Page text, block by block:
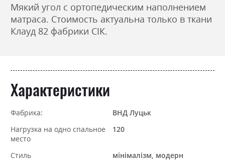
Мякий угол с ортопедическим наполнением
матраса. Стоимость актуальна только в ткани
Клауд 82 фабрики СІК.
Характеристики
Фабрика:
ВНД Луцьк
Нагрузка на одно спальное
место
120
Стиль мінімалізм, модерн